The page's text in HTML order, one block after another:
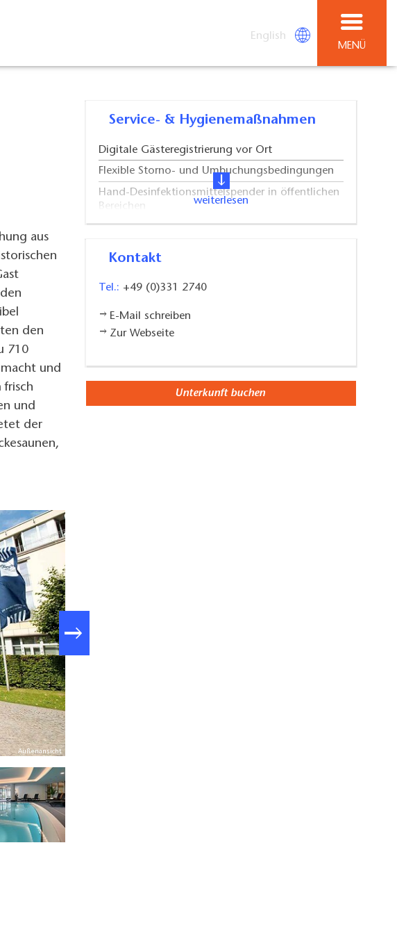
English
MENÜ
aus
den
710
und
und
der
Außenansicht
Service- & Hygienemaßnahmen
Digitale Gästeregistrierung vor Ort
Flexible Storno- und Umbuchungsbedingungen
Hand-Desinfektionsmittelspender in öffentlichen
Bereichen
Kontaktloses Bezahlen
Hochleistungsfiltergeräte vorhanden
Onlinebuchung
weiterlesen
Kontakt
Tel.: +49 (0)331 2740
E-Mail schreiben
Zur Webseite
Unterkunft buchen